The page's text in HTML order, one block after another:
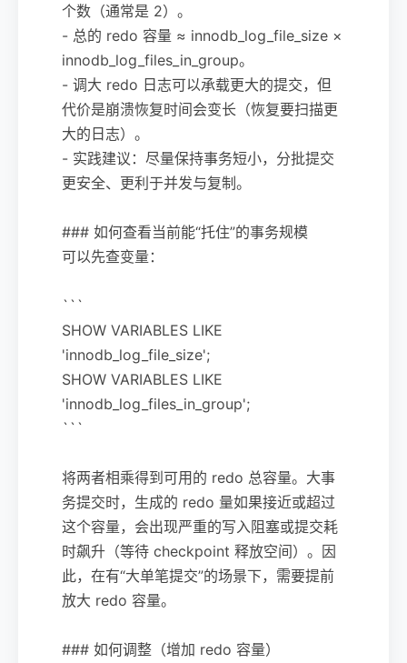
个数（通常是 2）。
- 总的 redo 容量 ≈ innodb_log_file_size ×
innodb_log_files_in_group。
- 调大 redo 日志可以承载更大的提交，但
代价是崩溃恢复时间会变长（恢复要扫描更
大的日志）。
- 实践建议：尽量保持事务短小，分批提交
更安全、更利于并发与复制。
### 如何查看当前能“托住”的事务规模
可以先查变量：
```
SHOW VARIABLES LIKE
'innodb_log_file_size';
SHOW VARIABLES LIKE
'innodb_log_files_in_group';
```
将两者相乘得到可用的 redo 总容量。大事
务提交时，生成的 redo 量如果接近或超过
这个容量，会出现严重的写入阻塞或提交耗
时飙升（等待 checkpoint 释放空间）。因
此，在有“大单笔提交”的场景下，需要提前
放大 redo 容量。
### 如何调整（增加 redo 容量）